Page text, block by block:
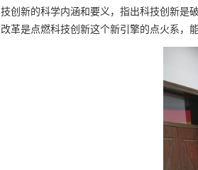
技创新的科学内涵和要义，指出科技创新是
改革是点燃科技创新这个新引擎的点火系，